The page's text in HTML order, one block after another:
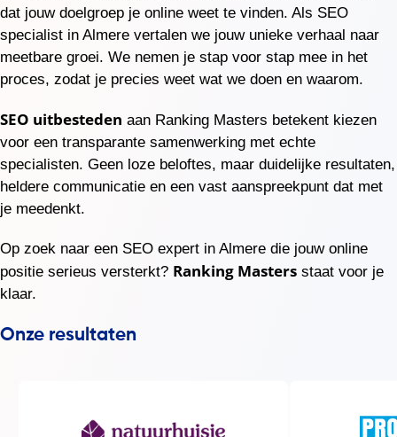
dat jouw doelgroep je online weet te vinden. Als SEO
specialist in Almere vertalen we jouw unieke verhaal naar
meetbare groei. We nemen je stap voor stap mee in het
proces, zodat je precies weet wat we doen en waarom.
SEO uitbesteden aan Ranking Masters betekent kiezen
voor een transparante samenwerking met echte
specialisten. Geen loze beloftes, maar duidelijke resultaten,
heldere communicatie en een vast aanspreekpunt dat met
je meedenkt.
Op zoek naar een SEO expert in Almere die jouw online
positie serieus versterkt? Ranking Masters staat voor je
klaar.